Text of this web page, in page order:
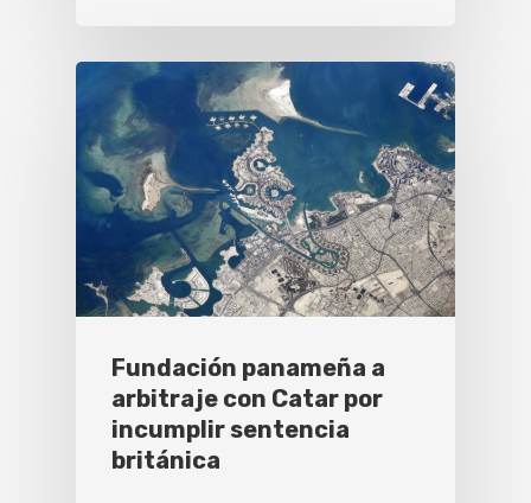
Fundación panameña a
arbitraje con Catar por
incumplir sentencia
británica